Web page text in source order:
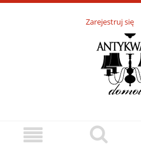
Zarejestruj się